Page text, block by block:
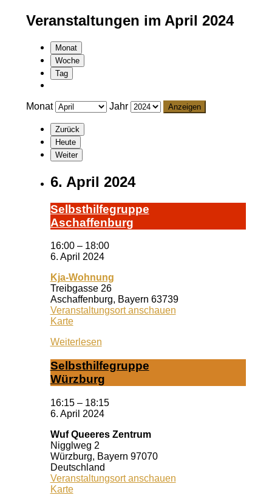
Veranstaltungen im April 2024
Monat
Woche
Tag
Monat Jahr
Zurück
Heute
Weiter
6. April 2024
Selbst­hil­fe­grup­pe
A­schaf­fen­burg
16:00 – 18:00
6. April 2024
Kja-Wohnung
Treibgasse 26
Aschaffenburg, Bayern 63739
Veranstaltungsort anschauen
KarteKja-
Weiterlesen
Selbst­hil­fe­grup­pe
Würz­burg
16:15 – 18:15
6. April 2024
Wuf Queeres Zentrum
Nigglweg 2
Würzburg, Bayern 97070
Deutschland
Veranstaltungsort anschauen
KarteWuf